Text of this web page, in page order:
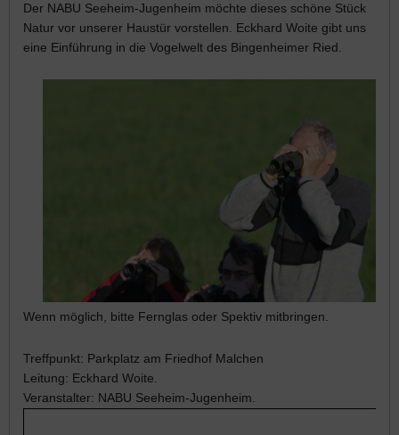
Der NABU Seeheim-Jugenheim möchte dieses schöne Stück
Natur vor unserer Haustür vorstellen. Eckhard Woite gibt uns
eine Einführung in die Vogelwelt des Bingenheimer Ried.
Wenn möglich, bitte Fernglas oder Spektiv mitbringen.
Treffpunkt: Parkplatz am Friedhof Malchen
Leitung: Eckhard Woite.
Veranstalter: NABU Seeheim-Jugenheim.